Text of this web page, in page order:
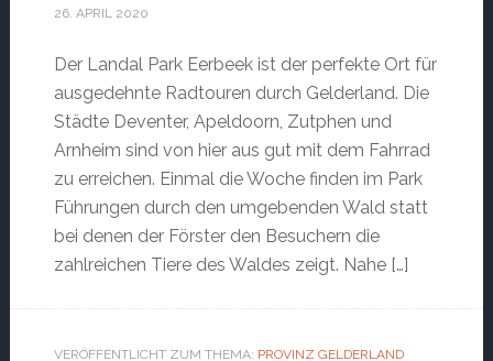
26. APRIL 2020
Der Landal Park Eerbeek ist der perfekte Ort für
ausgedehnte Radtouren durch Gelderland. Die
Städte Deventer, Apeldoorn, Zutphen und
Arnheim sind von hier aus gut mit dem Fahrrad
zu erreichen. Einmal die Woche finden im Park
Führungen durch den umgebenden Wald statt
bei denen der Förster den Besuchern die
zahlreichen Tiere des Waldes zeigt. Nahe […]
VERÖFFENTLICHT ZUM THEMA: PROVINZ GELDERLAND